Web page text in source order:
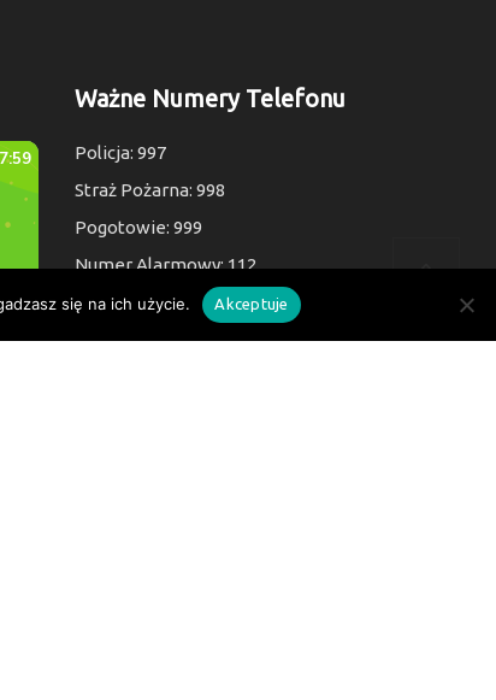
Ważne Numery Telefonu
Policja: 997
Straż Pożarna: 998
Pogotowie: 999
Numer Alarmowy: 112
się na ich użycie. Akceptuje